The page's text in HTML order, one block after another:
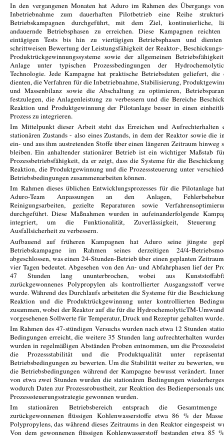
In den vergangenen Monaten hat Aduro im Rahmen des Übergangs
Inbetriebnahme zum dauerhaften Pilotbetrieb eine Reihe
Betriebskampagnen durchgeführt, mit dem Ziel, kontinuierliche,
andauernde Betriebsphasen zu erreichen. Diese Kampagnen
eintägigen Tests bis hin zu viertägigen Betriebsphasen und
schrittweisen Bewertung der Leistungsfähigkeit der Reaktor-,
Produktrückgewinnungssysteme sowie der allgemeinen
Anlage unter typischen Prozessbedingungen der
Technologie. Jede Kampagne hat praktische Betriebsdaten geliefert, die
dienten, die Verfahren für die Inbetriebnahme, Stabilisierung,
und Massenbilanz sowie die Abschaltung zu optimieren,
festzulegen, die Anlagenleistung zu verbessern und die Bereiche
Reaktion und Produktgewinnung der Pilotanlage besser in einen
Prozess zu integrieren.
Im Mittelpunkt dieser Arbeit steht das Erreichen und Aufrechterhalten
stationären Zustands - also eines Zustands, in dem der Reaktor sowie die
ein- und aus ihm austretenden Stoffe über einen längeren Zeitraum hinweg
bleiben. Ein anhaltender stationärer Betrieb ist ein wichtiger Maßstab
Prozessbetriebsfähigkeit, da er zeigt, dass die Systeme für die
Reaktion, die Produktgewinnung und die Prozesssteuerung unter
Betriebsbedingungen zusammenarbeiten können.
Im Rahmen dieses üblichen Entwicklungsprozesses für die Pilotanlage
Aduro-Team Anpassungen an den Anlagen,
Reinigungsarbeiten, gezielte Reparaturen sowie
durchgeführt. Diese Maßnahmen wurden in aufeinanderfolgende
integriert, um die Funktionalität, Zuverlässigkeit, Steuerung
Ausfallsicherheit zu verbessern.
Aufbauend auf früheren Kampagnen hat Aduro seine jüngste
Betriebskampagne im Rahmen seines derzeitigen 24/4-
abgeschlossen, was einen 24-Stunden-Betrieb über einen geplanten
vier Tagen bedeutet. Abgesehen von den An- und Abfahrphasen lief der
47 Stunden lang ununterbrochen, wobei aus
zurückgewonnenes Polypropylen als kontrollierter Ausgangsstoff
wurde. Während des Durchlaufs arbeiteten die Systeme für die
Reaktion und die Produktrückgewinnung unter kontrollierten
zusammen, wobei der Reaktor auf die für die HydrochemolyticTM-
vorgesehenen Sollwerte für Temperatur, Druck und Rezeptur gehalten wurde.
Im Rahmen des 47-stündigen Versuchs wurden nach etwa 12 Stunden
Bedingungen erreicht, die weitere 35 Stunden lang aufrechterhalten
wurden in regelmäßigen Abständen Proben entnommen, um die
die Prozessstabilität und die Produktqualität unter
Betriebsbedingungen zu bewerten. Um die Stabilität weiter zu bewerten,
die Betriebsbedingungen während der Kampagne bewusst verändert.
von etwa zwei Stunden wurden die stationären Bedingungen
wodurch Daten zur Prozessrobustheit, zur Reaktion des Bedienpersonals
Prozesssteuerungsstrategie gewonnen wurden.
Im stationären Betriebsbereich entsprach die
zurückgewonnenen flüssigen Kohlenwasserstoffe etwa 86 % der
Polypropylens, das während dieses Zeitraums in den Reaktor eingespeist
Von dem gewonnenen flüssigen Kohlenwasserstoff bestanden etwa 85